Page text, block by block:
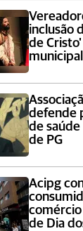
inclusão
de
municipal
defende
de saúde
de PG
Acipg
comércio
de Dia